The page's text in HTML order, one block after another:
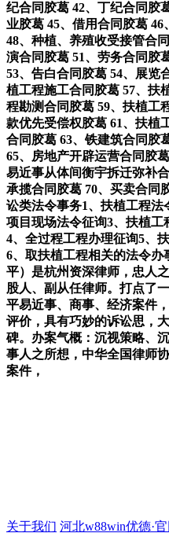
纪合同胶葛 42、丁纪合同胶
业胶葛 45、借用合同胶葛
48、种植、养殖收受接管合
演合同胶葛 51、劳务合同胶
53、告白合同胶葛 54、展览
植工程施工合同胶葛 57、扶
程勘测合同胶葛 59、扶植工
款优先受偿权胶葛 61、扶植
合同胶葛 63、铁建筑合同胶
65、房地产开辟运营合同胶
易近事从体间衡宇拆迁弥补
承揽合同胶葛 70、买卖合同
讼类法令事务1、扶植工程
项目现场法令征询3、扶植
4、全过程工程办理征询5、
6、取扶植工程相关的法令
平）是杭州资深律师，忠人
股人、副从任律师。打点了
平易近事、商事、经济案件
评价，具有巧妙的诉讼思，
碑。办案气概：沉视策略、
事人之所想，中华全国律师
案件，
关于我们 河北w88win优德·